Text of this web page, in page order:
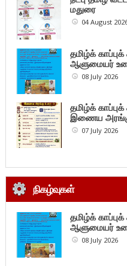
மதுரை
04 August
தமிழ்க்
ஆளுமையர்
08 July 2026
தமிழ்க்
இணைய
07 July 2026
நிகழ்வுகள்
தமிழ்க்
ஆளுமையர்
08 July 2026